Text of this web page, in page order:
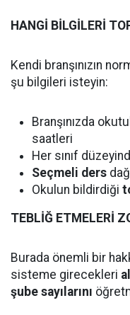
HANGİ BİLGİLERİ
Kendi branşınızın
şu bilgileri isteyin:
Branşınızda
saatleri
Her sınıf
Seçmeli ders
Okulun bildirdiği
TEBLİĞ ETMELERİ
Burada önemli bir
sisteme girecekleri
şube sayılarını